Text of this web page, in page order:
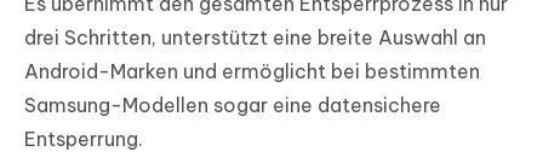
drei Schritten, unterstützt eine breite Auswahl an
Android-Marken und ermöglicht bei bestimmten
Samsung-Modellen sogar eine datensichere
Entsperrung.